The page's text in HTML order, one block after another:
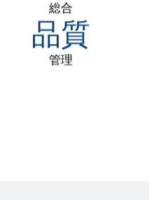
総合
品質
管理